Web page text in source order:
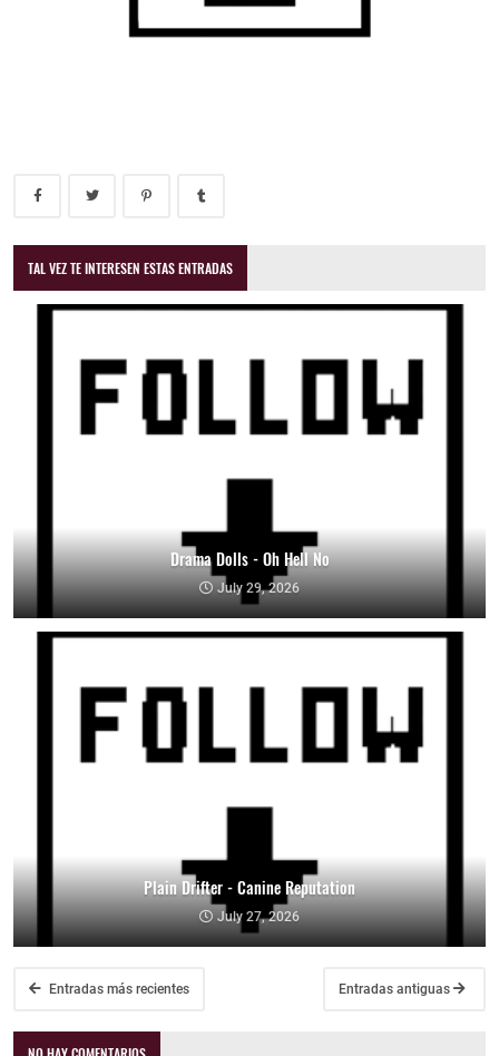
TAL VEZ TE INTERESEN ESTAS ENTRADAS
Drama Dolls - Oh Hell No
July 29, 2026
Plain Drifter - Canine Reputation
July 27, 2026
Entradas más recientes Entradas antiguas